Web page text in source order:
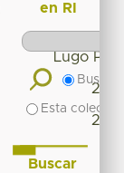
Lugo
en RI
Buscar
Esta
Buscar